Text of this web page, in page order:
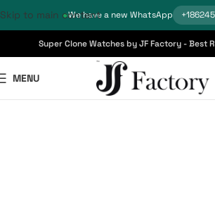
We have a new WhatsApp
Skip to main content
Super Clone Watches by JF Factory - Best
MENU